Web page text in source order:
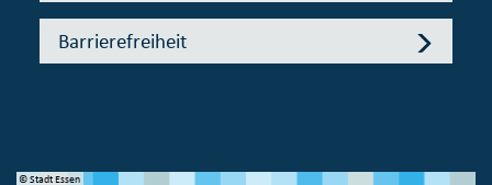
Barrierefreiheit
© Stadt Essen